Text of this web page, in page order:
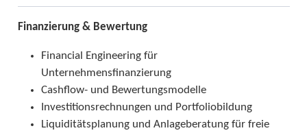
Finanzierung & Bewertung
Financial Engineering für
Unternehmensfinanzierung
Cashflow- und Bewertungsmodelle
Investitionsrechnungen und Portfoliobildung
Liquiditätsplanung und Anlageberatung für freie